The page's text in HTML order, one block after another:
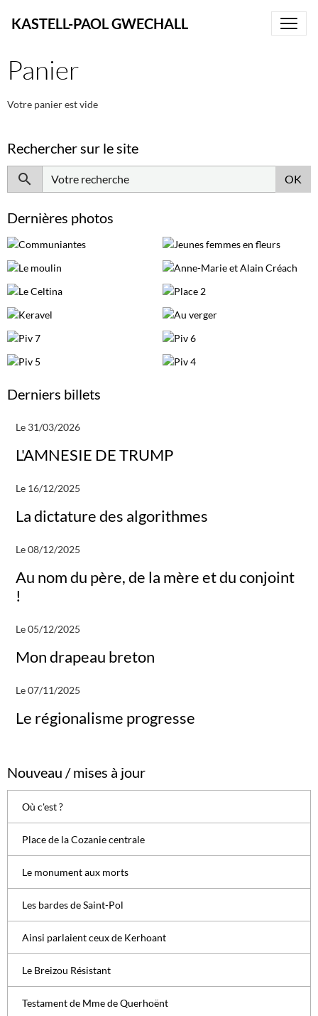
KASTELL-PAOL GWECHALL
Panier
Votre panier est vide
Rechercher sur le site
OK
Dernières photos
Derniers billets
Le 31/03/2026
L'AMNESIE DE TRUMP
Le 16/12/2025
La dictature des algorithmes
Le 08/12/2025
Au nom du père, de la mère et du conjoint
!
Le 05/12/2025
Mon drapeau breton
Le 07/11/2025
Le régionalisme progresse
Nouveau / mises à jour
Où c'est ?
Place de la Cozanie centrale
Le monument aux morts
Les bardes de Saint-Pol
Ainsi parlaient ceux de Kerhoant
Le Breizou Résistant
Testament de Mme de Querhoënt